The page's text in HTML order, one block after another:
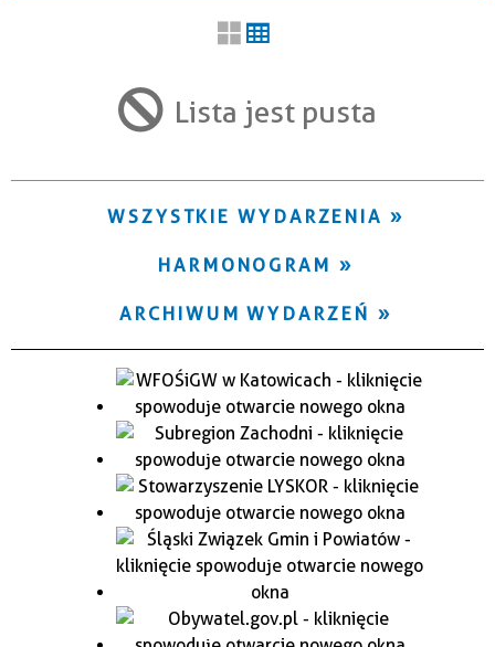
Trwające w zakresie Lista jest pusta
WSZYSTKIE WYDARZENIA
HARMONOGRAM
ARCHIWUM WYDARZEŃ